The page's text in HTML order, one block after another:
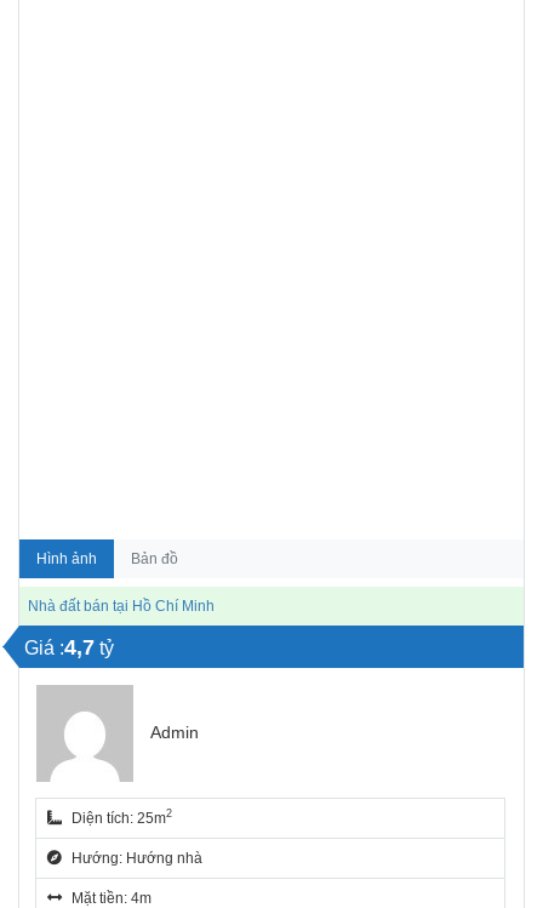
Hình ảnh Bản đồ
Nhà đất bán tại Hồ Chí Minh
Giá :4,7 tỷ
Admin
Diện tích: 25m2
Hướng: Hướng nhà
Mặt tiền: 4m